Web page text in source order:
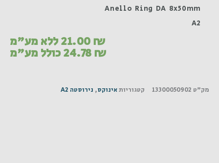
Anello Ring DA 8x50mm
A2
21.00₪ ללא מע"מ
24.78₪ כולל מע"מ
מק"ט 13300050902 קטגוריותאינוקס, נירוסטה A2